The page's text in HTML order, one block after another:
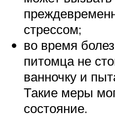
стрессом;
во время
питомца не
ванночку и
Такие меры
состояние.